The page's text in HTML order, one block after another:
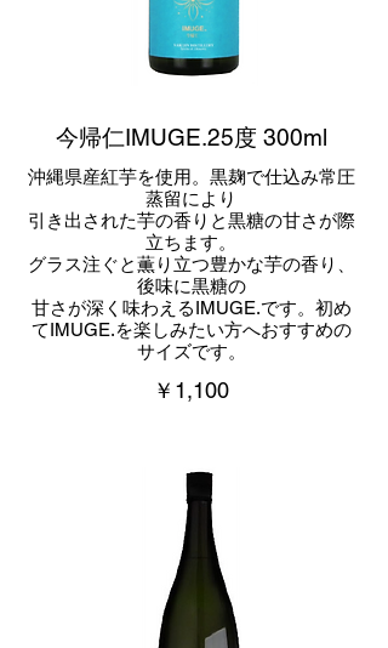
今帰仁IMUGE.25度 300ml
沖縄県産紅芋を使用。黒麹で仕込み常圧
蒸留により
引き出された芋の香りと黒糖の甘さが際
立ちます。
グラス注ぐと薫り立つ豊かな芋の香り、
後味に黒糖の
甘さが深く味わえるIMUGE.です。初め
てIMUGE.を楽しみたい方へおすすめの
サイズです。
￥1,100